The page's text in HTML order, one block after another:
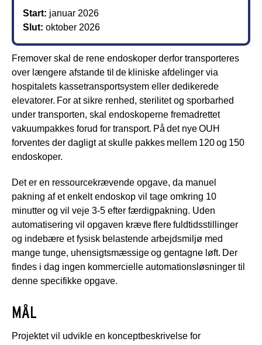
Start: januar 2026
Slut: oktober 2026
Fremover skal de rene endoskoper derfor transporteres
over længere afstande til de kliniske afdelinger via
hospitalets kassetransportsystem eller dedikerede
elevatorer. For at sikre renhed, sterilitet og sporbarhed
under transporten, skal endoskoperne fremadrettet
vakuumpakkes forud for transport. På det nye OUH
forventes der dagligt at skulle pakkes mellem 120 og 150
endoskoper.
Det er en ressourcekrævende opgave, da manuel
pakning af et enkelt endoskop vil tage omkring 10
minutter og vil veje 3-5 efter færdigpakning. Uden
automatisering vil opgaven kræve flere fuldtidsstillinger
og indebære et fysisk belastende arbejdsmiljø med
mange tunge, uhensigtsmæssige og gentagne løft. Der
findes i dag ingen kommercielle automationsløsninger til
denne specifikke opgave.
MÅL
Projektet vil udvikle en konceptbeskrivelse for